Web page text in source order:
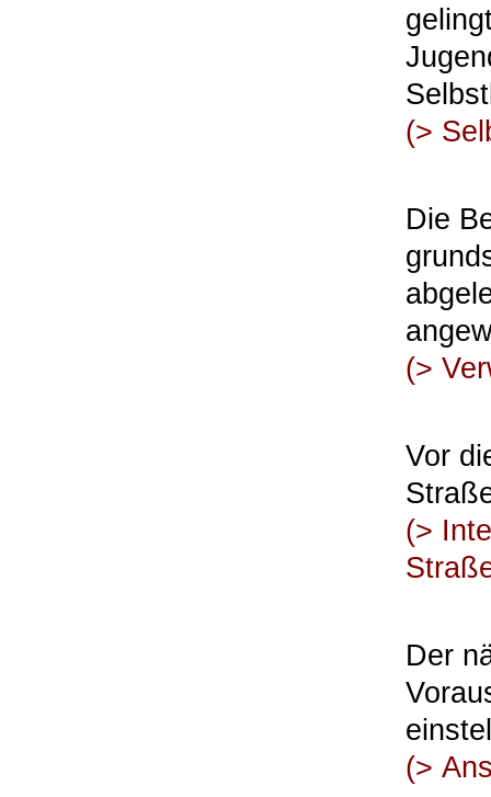
(>
Die
(>
Vor
(>
Der
(>